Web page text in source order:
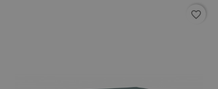
favorite_border